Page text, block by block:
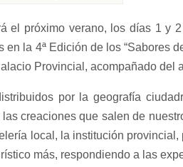
el próximo verano, los días 1 y
en la 4ª Edición de los “Sabores
Provincial, acompañado del
por la geografía
creaciones que salen de
local, la institución
más, respondiendo a las